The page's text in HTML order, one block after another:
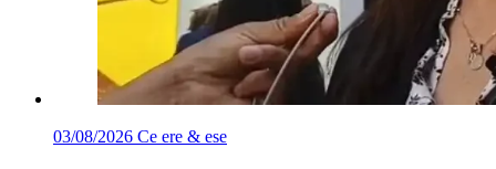
03/08/2026 Ce ere & ese